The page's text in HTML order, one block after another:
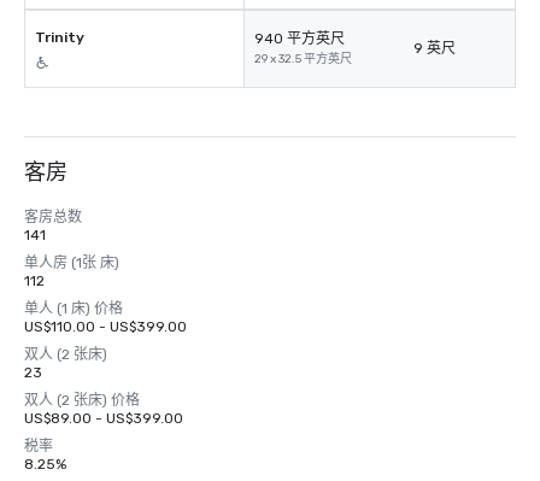
Trinity 940 平方英尺
29 x 32.5 平方英尺
9 英尺
客房
客房总数
141
单人房 (1张 床)
112
单人 (1 床) 价格
US$110.00 - US$399.00
双人 (2 张床)
23
双人 (2 张床) 价格
US$89.00 - US$399.00
税率
8.25%